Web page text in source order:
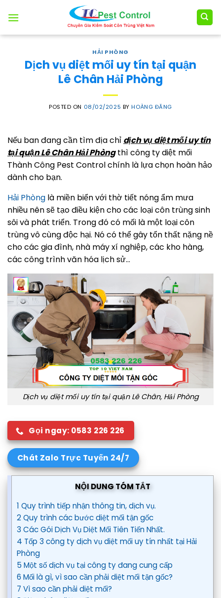
HẢI PHÒNG
Dịch vụ diệt mối uy tín tại quận
Lê Chân Hải Phòng
POSTED ON 08/02/2025 BYHOÀNG ĐĂNG
Nếu ban đang cần tìm địa chỉ dịch vụdiệt mối uy tín
tại quận Lê Chân Hải Phòngthì công ty diệt mối
Thành Công Pest Control chính là lựa chọn hoàn hảo
dành cho bạn.
Hải Phòng là miền biển với thờ tiết nóng ẩm mưa
nhiều nên sẽ tạo điều kiện cho các loại côn trùng sinh
sôi và phát triển. Trong đó có mối là một loại côn
trùng vô cùng độc hại. Nó có thể gây tổn thất nặng nề
cho các gia đình, nhà máy xí nghiệp, các kho hàng,
các công trình văn hóa lịch sử…
Dịch vụ diệt mối uy tín tại quận Lê Chân, Hải Phòng
Gọi ngay: 0583 226 226
Chát Zalo Trực Tuyến 24/7
NỘI DUNG TÓM TẮT
1 Quy trình tiếp nhận thông tin, dịch vụ.
2 Quy trình các bước diệt mối tận gốc
3 Các Gói Dịch Vụ Diệt Mối Tiên Tiến Nhất.
4 Tốp 3 công ty dịch vụ diệt mối uy tín nhất tại Hải
Phòng
5 Một số dịch vụ tại công ty đang cung cấp
6 Mối là gì, vì sao cần phải diệt mối tận gốc?
7 Vì sao cần phải diệt mối?